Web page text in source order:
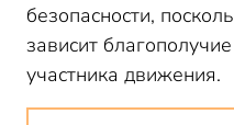
безопасности,
зависит
участника движения.